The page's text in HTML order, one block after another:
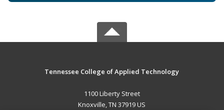
Tennessee College of Applied Technology
1100 Liberty Street
Knoxville, TN 37919 US